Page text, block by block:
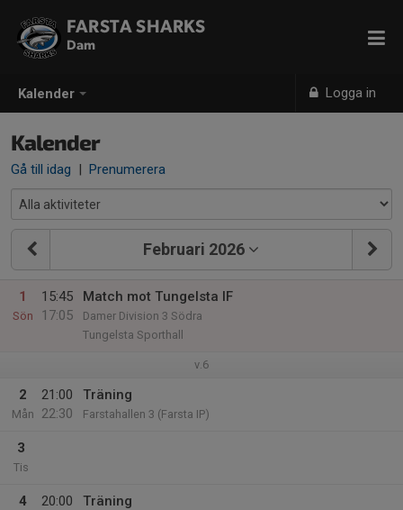
Kalender Logga in
FARSTA SHARKS
Dam
Kalender
Gå till idag | Prenumerera
Februari 2026
1
Sön
15:45
17:05
Match mot Tungelsta IF
Damer Division 3 Södra
Tungelsta Sporthall
v.6
2
Mån
21:00
22:30
Träning
Farstahallen 3 (Farsta IP)
3
Tis
4
20:00
Träning